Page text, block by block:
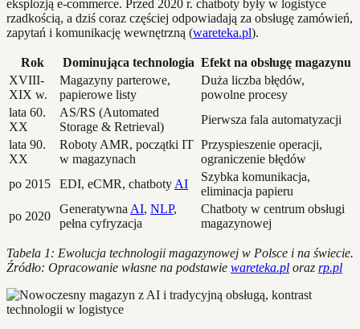
eksplozją e-commerce. Przed 2020 r. chatboty były w logistyce
rzadkością, a dziś coraz częściej odpowiadają za obsługę zamówień,
zapytań i komunikację wewnętrzną (wareteka.pl).
Rok Dominująca technologia Efekt na obsługę magazynu
XVIII-
XIX w.
Magazyny parterowe,
papierowe listy
Duża liczba błędów,
powolne procesy
lata 60.
XX
AS/RS (Automated
Storage & Retrieval)
Pierwsza fala automatyzacji
lata 90.
XX
Roboty AMR, początki IT
w magazynach
Przyspieszenie operacji,
ograniczenie błędów
po 2015
EDI, eCMR, chatboty AI
Szybka komunikacja,
eliminacja papieru
po 2020
Generatywna AI, NLP,
pełna cyfryzacja
Chatboty w centrum obsługi
magazynowej
Tabela 1: Ewolucja technologii magazynowej w Polsce i na świecie.
Źródło: Opracowanie własne na podstawie wareteka.pl oraz rp.pl